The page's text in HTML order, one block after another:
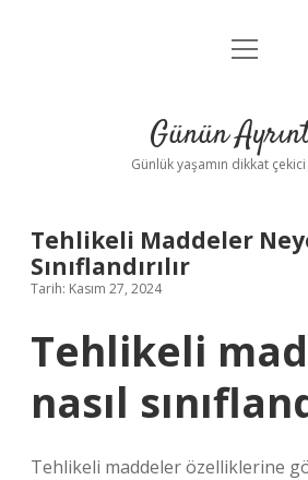
Anasayfa
Yasal Uyarı
menüyü
Günün
Günlük yaşamın dikkat çekici
Tehlikeli Maddeler
Sınıflandırılır
Tarih: Kasım 27, 2024
Tehlikeli
nasıl
Tehlikeli maddeler özelliklerine